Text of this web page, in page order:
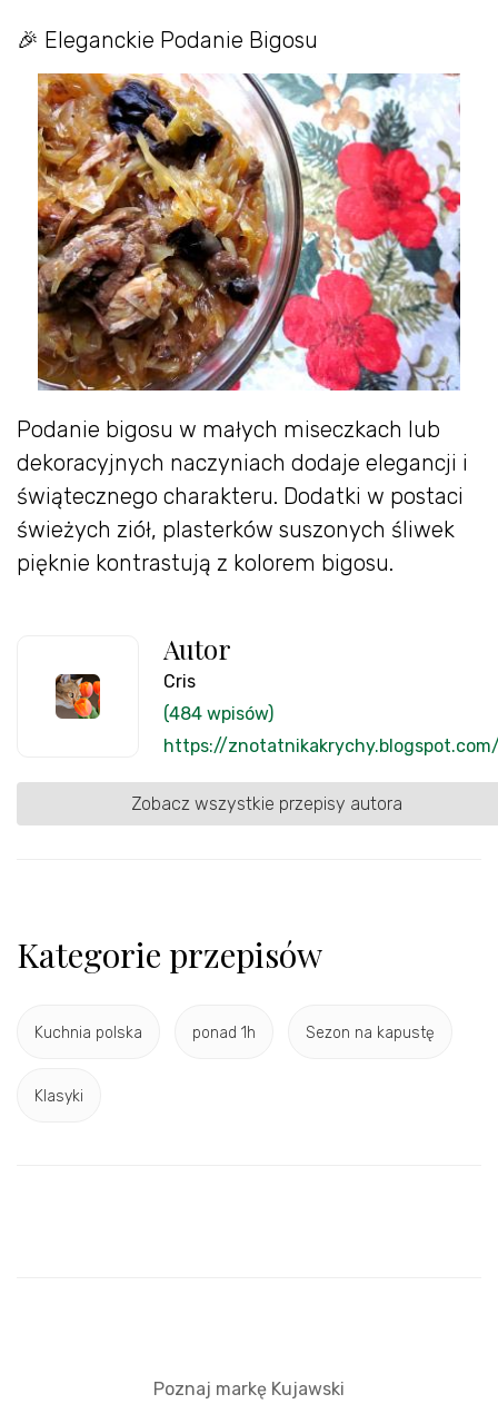
🎉 Eleganckie Podanie Bigosu
Podanie bigosu w małych miseczkach lub
dekoracyjnych naczyniach dodaje elegancji i
świątecznego charakteru. Dodatki w postaci
świeżych ziół, plasterków suszonych śliwek
pięknie kontrastują z kolorem bigosu.
Autor
Cris
(484 wpisów)
https://
Zobacz wszystkie przepisy autora
Kategorie przepisów
Kuchnia polska ponad 1h Sezon na kapustę
Klasyki
Poznaj markę Kujawski